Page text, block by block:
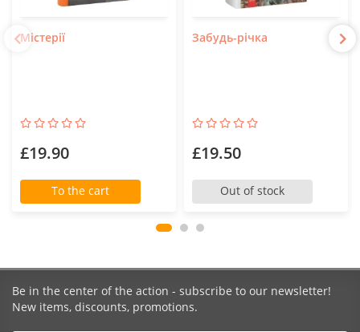
Містерії
£19.90
To the cart
Забудь-річка
£19.50
Out of stock
Be in the center of the action - subscribe to our newsletter!
New items, discounts, promotions.